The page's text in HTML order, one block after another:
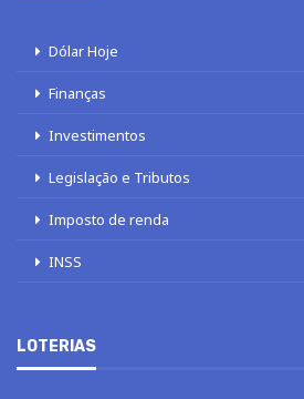
Dólar Hoje
Finanças
Investimentos
Legislação e Tributos
Imposto de renda
INSS
LOTERIAS